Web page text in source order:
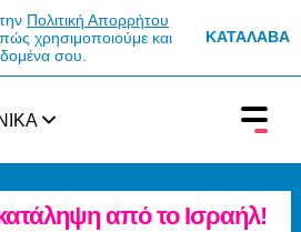
Πολιτική Απορρήτου
χρησιμοποιούμε και
σου.
ΚΑΤΆΛΑΒΑ
από το Ισραήλ!